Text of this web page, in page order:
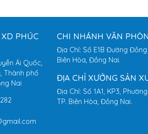
PHÚC
Ái Quốc,
Thành phố
Nai
CHI NHÁNH VĂN
Địa Chỉ: Số E1B Đường Đồng
Biên Hòa, Đồng Nai.
ĐỊA CHỈ XƯỞNG SẢN
Địa Chỉ: Số 1A1, KP3,
TP. Biên Hòa, Đồng Nai.